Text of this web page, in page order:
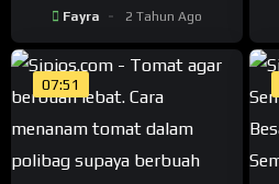
Fayra 2 Tahun Ago
07:51